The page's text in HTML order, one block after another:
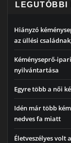
Hiányzó
az üllési
Kéményseprő-
nyilvántartása
Egyre több a női
Idén már több
nedves fa miatt
Életveszélyes volt